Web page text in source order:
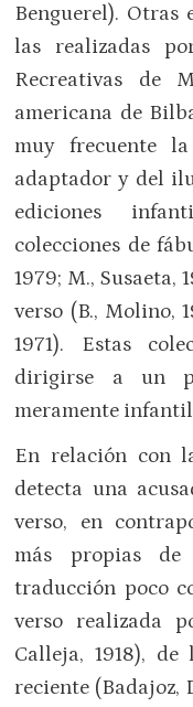
Benguerel). Otras
las realizadas
Recreativas de
americana de
muy frecuente
adaptador y del
ediciones
colecciones de
1979; M., Susaeta,
verso (B., Molino,
1971). Estas
dirigirse a un
meramente
En relación con
detecta una
verso, en
más propias
traducción poco
verso realizada
Calleja, 1918),
reciente (Badajoz,